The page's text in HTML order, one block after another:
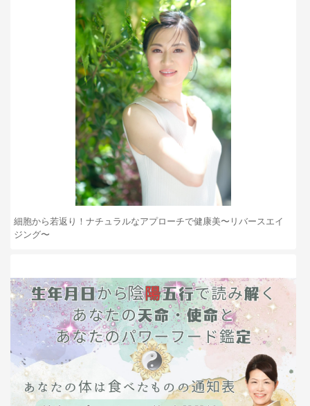
細胞から若返り！ナチュラルなアプローチで健康美〜リバースエイ
ジング〜